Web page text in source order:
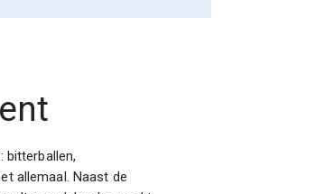
bitterballen,
allemaal. Naast de